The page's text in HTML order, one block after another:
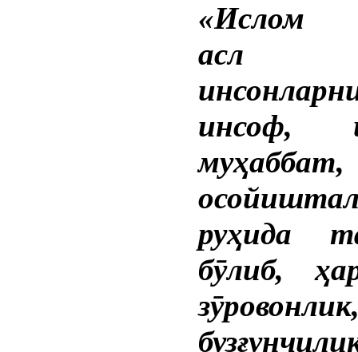
«Ислом
асл
инсоф,
руҳида
бӯлиб,